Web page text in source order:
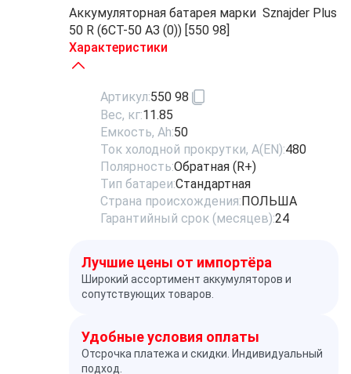
Аккумуляторная батарея марки Sznajder Plus
50 R (6СТ-50 АЗ (0)) [550 98]
Характеристики
Артикул:550 98
Вес, кг:11.85
Емкость, Ah:50
Ток холодной прокрутки, A(EN):480
Полярность:Обратная (R+)
Тип батареи:Стандартная
Страна происхождения:ПОЛЬША
Гарантийный срок (месяцев):24
Лучшие цены от импортёра
Широкий ассортимент аккумуляторов и
сопутствующих товаров.
Удобные условия оплаты
Отсрочка платежа и скидки. Индивидуальный
подход.